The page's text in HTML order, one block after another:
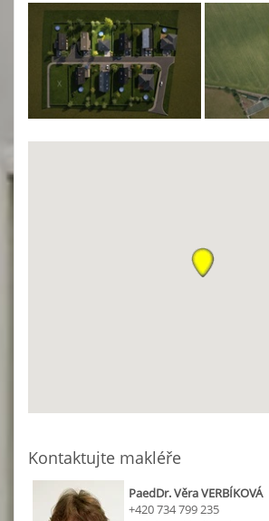
Kontaktujte makléře
PaedDr. Věra VERBÍKOVÁ
+420 734 799 235